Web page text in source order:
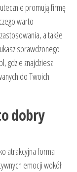
promują firmę
warto
a także
sprawdzonego
gdzie znajdziesz
do Twoich
dobry
atrakcyjna forma
emocji wokół